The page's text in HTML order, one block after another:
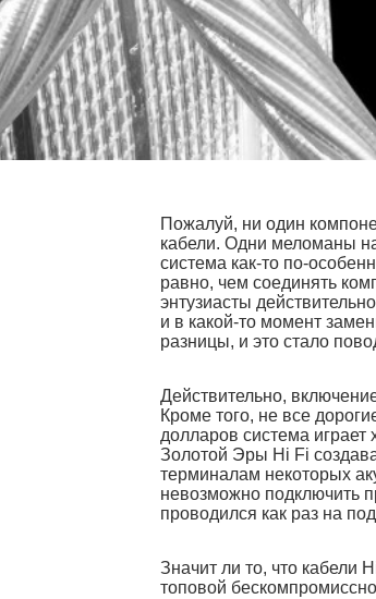
Пожалуй, ни один
кабели. Одни меломаны
система как-то по-
равно, чем соединять
энтузиасты
и в какой-то момент
разницы, и это стало
Действительно,
Кроме того, не все
долларов система
Золотой Эры Hi Fi
терминалам некоторых
невозможно подключить
проводился как раз на
Значит ли то, что кабели
топовой